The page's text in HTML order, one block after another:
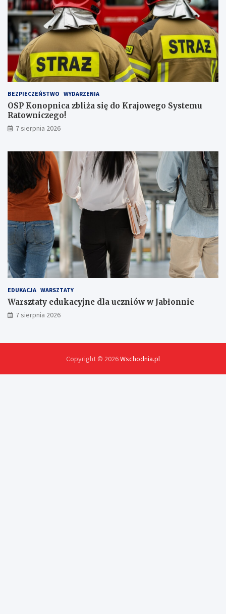
l
c
z
b
ą
a
a
ż
e
r
!
BEZPIECZEŃSTWO WYDARZENIA
OSP Konopnica zbliża się do Krajowego Systemu
Ratowniczego!
7 sierpnia 2026
EDUKACJA WARSZTATY
Warsztaty edukacyjne dla uczniów w Jabłonnie
7 sierpnia 2026
Copyright © 2026Wschodnia.pl